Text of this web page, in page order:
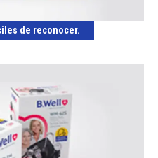
de reconocer.